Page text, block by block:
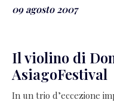
09 agosto 2007
Il violino di
AsiagoFestival
In un trio d’eccezione